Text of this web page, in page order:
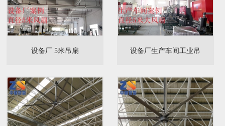
设备厂 5米吊扇 设备厂生产车间工业吊